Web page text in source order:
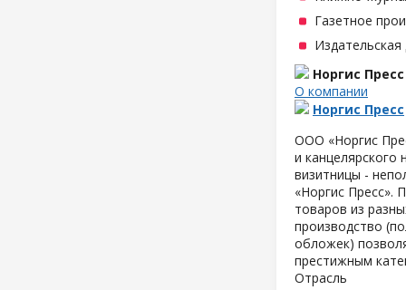
Газетное
Норгис Пресс
О компании
Норгис Пресс
ООО «Норгис
и канцелярского
визитницы -
«Норгис Пресс».
товаров из
производство
обложек)
престижным
Отрасль